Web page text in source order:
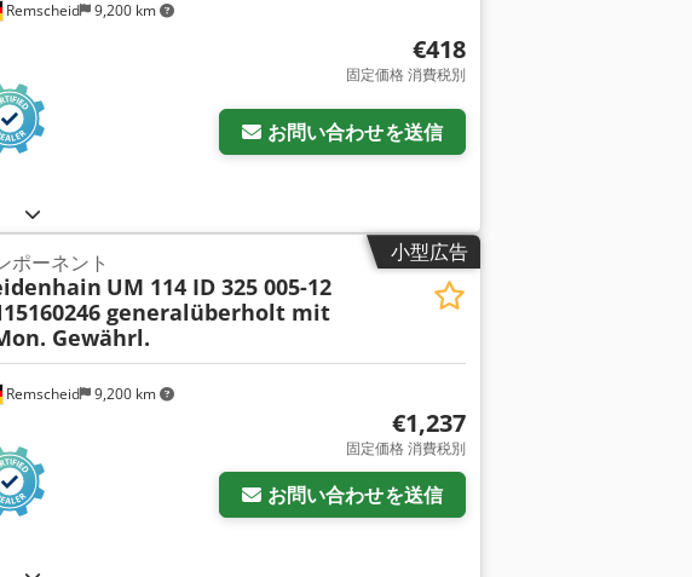
Remscheid 9,200 km
€418
固定価格 消費税別
お問い合わせを送信
小型広告
Remscheid 9,200 km
ポーネント
UM 114 ID 325 005-12
generalüberholt mit
Gewährl.
€1,237
固定価格 消費税別
お問い合わせを送信